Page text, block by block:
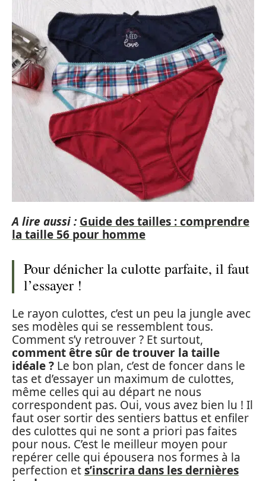
A lire aussi : Guide des tailles : comprendre
la taille 56 pour homme
Pour dénicher la culotte parfaite, il faut
l’essayer !
Le rayon culottes, c’est un peu la jungle avec
ses modèles qui se ressemblent tous.
Comment s’y retrouver ? Et surtout,
comment être sûr de trouver la taille
idéale ? Le bon plan, c’est de foncer dans le
tas et d’essayer un maximum de culottes,
même celles qui au départ ne nous
correspondent pas. Oui, vous avez bien lu ! Il
faut oser sortir des sentiers battus et enfiler
des culottes qui ne sont a priori pas faites
pour nous. C’est le meilleur moyen pour
repérer celle qui épousera nos formes à la
perfection ets’inscrira dans les dernières